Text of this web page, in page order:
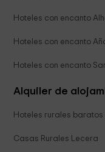
Hoteles con encanto
Hoteles con encanto
Hoteles con encanto
Alquiler de
Hoteles rurales baratos
Casas Rurales Lecera